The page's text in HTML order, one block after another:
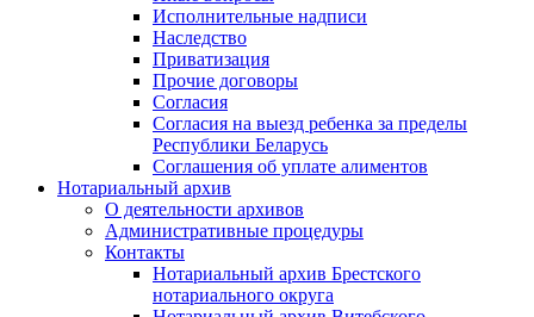
Исполнительные надписи
Наследство
Приватизация
Прочие договоры
Согласия
Согласия на выезд ребенка за пределы
Республики Беларусь
Соглашения об уплате алиментов
Нотариальный архив
О деятельности архивов
Административные процедуры
Контакты
Нотариальный архив Брестского
нотариального округа